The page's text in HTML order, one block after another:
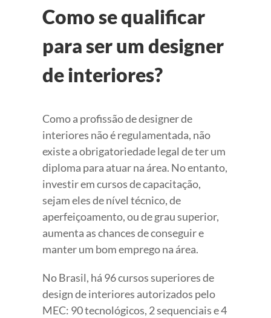
Como se qualificar
para ser um designer
de interiores?
Como a profissão de designer de
interiores não é regulamentada, não
existe a obrigatoriedade legal de ter um
diploma para atuar na área. No entanto,
investir em cursos de capacitação,
sejam eles de nível técnico, de
aperfeiçoamento, ou de grau superior,
aumenta as chances de conseguir e
manter um bom emprego na área.
No Brasil, há 96 cursos superiores de
design de interiores autorizados pelo
MEC: 90 tecnológicos, 2 sequenciais e 4